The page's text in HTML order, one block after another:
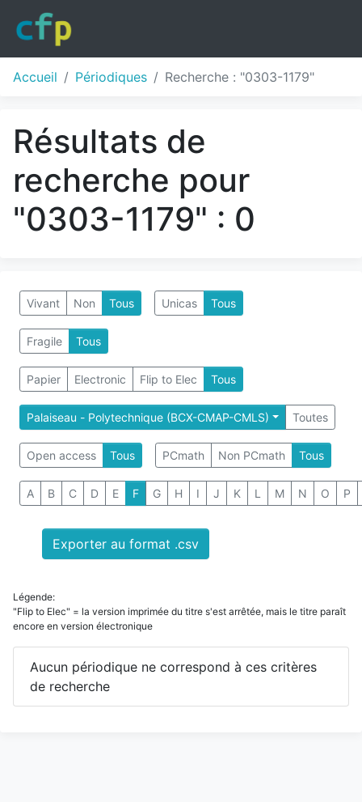
Accueil Périodiques Recherche : "0303-1179"
Résultats de
recherche pour
"0303-1179" : 0
Vivant Non Tous Unicas Tous
Fragile Tous
Papier Electronic Flip to Elec Tous
Palaiseau - Polytechnique (BCX-CMAP-CMLS) Toutes
Open access Tous PCmath Non PCmath Tous
A B C D E F G H I J K L M N O P
Exporter au format .csv
Légende:
"Flip to Elec" = la version imprimée du titre s'est arrêtée, mais le titre paraît
encore en version électronique
Aucun périodique ne correspond à ces critères
de recherche